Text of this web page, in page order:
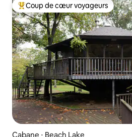
Coups de cœur voyageurs les
Coup de cœur voyageurs
Cabane ⋅ Beach Lake